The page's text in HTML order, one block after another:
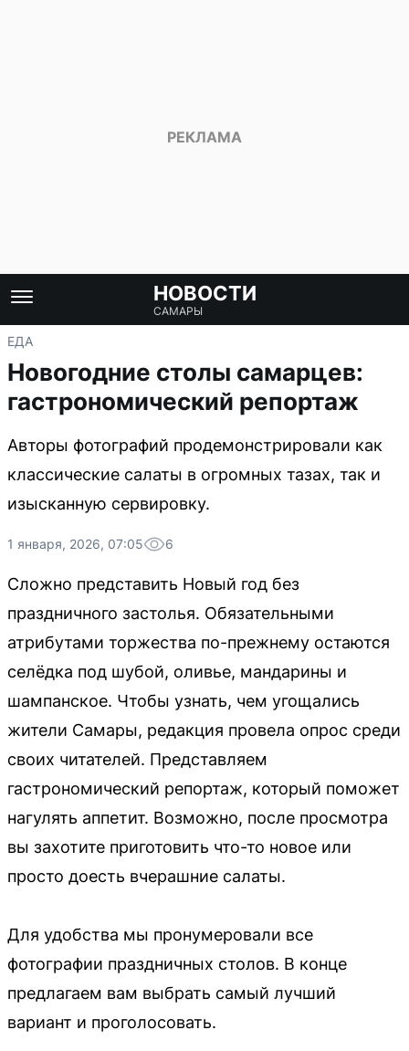
НОВОСТИ
САМАРЫ
ЕДА
Новогодние столы самарцев:
гастрономический репортаж
Авторы фотографий продемонстрировали как
классические салаты в огромных тазах, так и
изысканную сервировку.
1 января, 2026, 07:05 6
Сложно представить Новый год без
праздничного застолья. Обязательными
атрибутами торжества по-прежнему остаются
селёдка под шубой, оливье, мандарины и
шампанское. Чтобы узнать, чем угощались
жители Самары, редакция провела опрос среди
своих читателей. Представляем
гастрономический репортаж, который поможет
нагулять аппетит. Возможно, после просмотра
вы захотите приготовить что-то новое или
просто доесть вчерашние салаты.
Для удобства мы пронумеровали все
фотографии праздничных столов. В конце
предлагаем вам выбрать самый лучший
вариант и проголосовать.